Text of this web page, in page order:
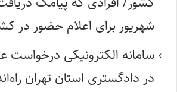
شهریور برای اعلام حضور در
سامانه الکترونیکی درخواست
در دادگستری استان تهران